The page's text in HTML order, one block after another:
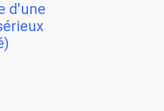
d'une